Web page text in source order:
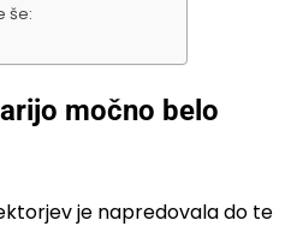
še:
močno belo
je napredovala do te